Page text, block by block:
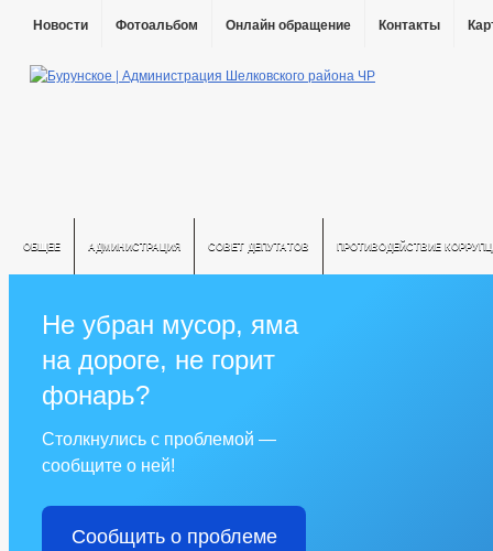
Новости Фотоальбом Онлайн обращение Контакты
ОБЩЕЕ АДМИНИСТРАЦИЯ СОВЕТ ДЕПУТАТОВ ПРОТИВОДЕЙСТВИЕ
Не убран мусор, яма
на дороге, не горит
фонарь?
Столкнулись с проблемой —
сообщите о ней!
Сообщить о проблеме